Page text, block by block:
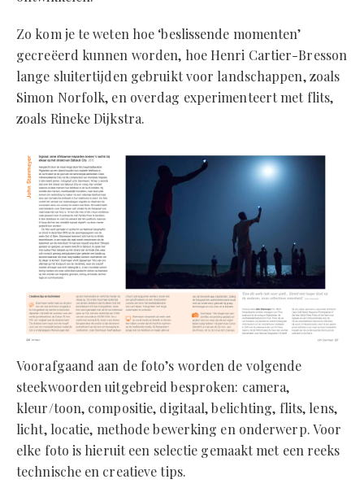
Zo kom je te weten hoe ‘beslissende momenten’
gecreëerd kunnen worden, hoe Henri Cartier-Bresson
lange sluitertijden gebruikt voor landschappen, zoals
Simon Norfolk, en overdag experimenteert met flits,
zoals Rineke Dijkstra.
Voorafgaand aan de foto’s worden de volgende
steekwoorden uitgebreid besproken: camera,
kleur/toon, compositie, digitaal, belichting, flits, lens,
licht, locatie, methode bewerking en onderwerp. Voor
elke foto is hieruit een selectie gemaakt met een reeks
technische en creatieve tips.